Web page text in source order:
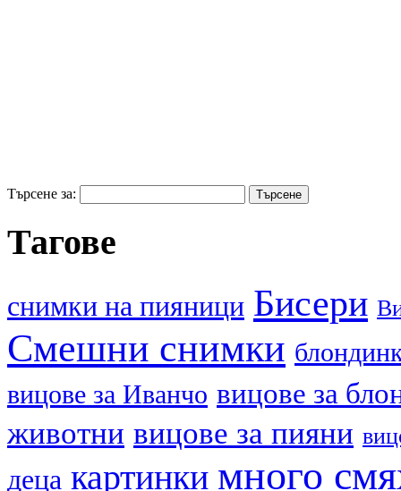
Търсене за:
Тагове
cнимки на пияници Бисери
Смешни снимки
вицове за Иванчо вицове за
животни вицове за пияни
деца картинки много